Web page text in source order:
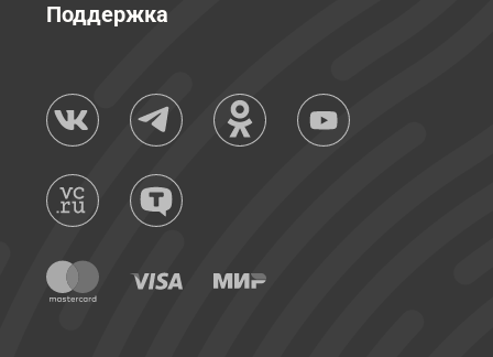
Поддержка